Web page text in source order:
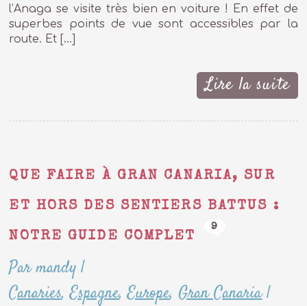
l’Anaga se visite très bien en voiture ! En effet de
superbes points de vue sont accessibles par la
route. Et […]
Lire la suite
QUE FAIRE À GRAN CANARIA, SUR
ET HORS DES SENTIERS BATTUS :
NOTRE GUIDE COMPLET
9
Par mandy |
Canaries,Espagne,Europe, Gran Canaria|